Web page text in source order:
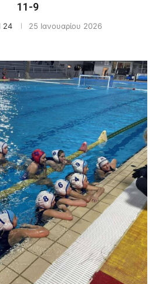
11-9
24 25 Ιανουαρίου 2026